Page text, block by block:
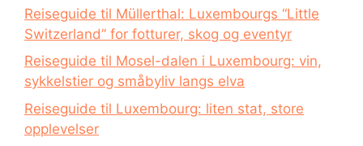
Reiseguide til Müllerthal: Luxembourgs “Little
Switzerland” for fotturer, skog og eventyr
Reiseguide til Mosel-dalen i Luxembourg: vin,
sykkelstier og småbyliv langs elva
Reiseguide til Luxembourg: liten stat, store
opplevelser